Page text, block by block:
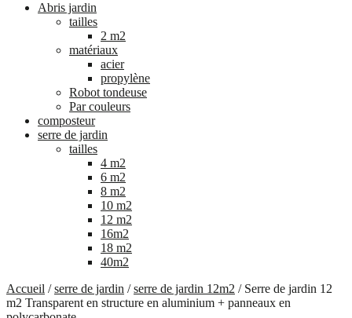
Abris jardin
tailles
2 m2
matériaux
acier
propylène
Robot tondeuse
Par couleurs
composteur
serre de jardin
tailles
4 m2
6 m2
8 m2
10 m2
12 m2
16m2
18 m2
40m2
Accueil /serre de jardin /serre de jardin 12m2 / Serre de jardin 12
m2 Transparent en structure en aluminium + panneaux en